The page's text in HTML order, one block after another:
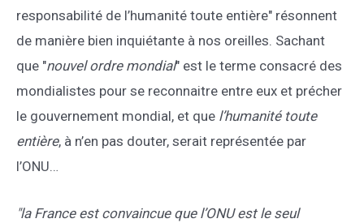
responsabilité de l’humanité toute entière" résonnent
de manière bien inquiétante à nos oreilles. Sachant
que "nouvel ordre mondial" est le terme consacré des
mondialistes pour se reconnaitre entre eux et précher
le gouvernement mondial, et que l’humanité toute
entière, à n’en pas douter, serait représentée par
l’ONU…
"la France est convaincue que l’ONU est le seul